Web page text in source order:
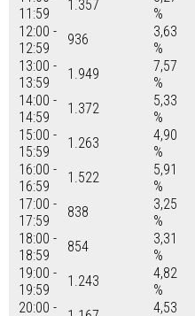
11:59
1.357
%
12:00 -
12:59
936
3,63
%
13:00 -
13:59
1.949
7,57
%
14:00 -
14:59
1.372
5,33
%
15:00 -
15:59
1.263
4,90
%
16:00 -
16:59
1.522
5,91
%
17:00 -
17:59
838
3,25
%
18:00 -
18:59
854
3,31
%
19:00 -
19:59
1.243
4,82
%
20:00 -
4,53